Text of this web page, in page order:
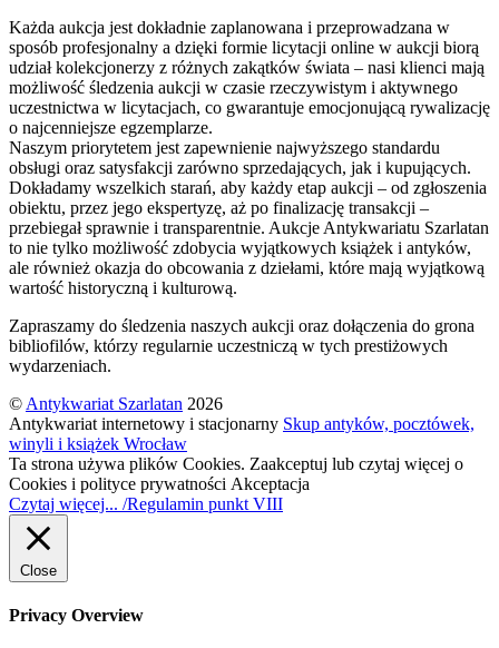
Każda aukcja jest dokładnie zaplanowana i przeprowadzana w
sposób profesjonalny a dzięki formie licytacji online w aukcji biorą
udział kolekcjonerzy z różnych zakątków świata – nasi klienci mają
możliwość śledzenia aukcji w czasie rzeczywistym i aktywnego
uczestnictwa w licytacjach, co gwarantuje emocjonującą rywalizację
o najcenniejsze egzemplarze.
Naszym priorytetem jest zapewnienie najwyższego standardu
obsługi oraz satysfakcji zarówno sprzedających, jak i kupujących.
Dokładamy wszelkich starań, aby każdy etap aukcji – od zgłoszenia
obiektu, przez jego ekspertyzę, aż po finalizację transakcji –
przebiegał sprawnie i transparentnie. Aukcje Antykwariatu Szarlatan
to nie tylko możliwość zdobycia wyjątkowych książek i antyków,
ale również okazja do obcowania z dziełami, które mają wyjątkową
wartość historyczną i kulturową.
Zapraszamy do śledzenia naszych aukcji oraz dołączenia do grona
bibliofilów, którzy regularnie uczestniczą w tych prestiżowych
wydarzeniach.
© Antykwariat Szarlatan 2026
Antykwariat internetowy i stacjonarny Skup antyków, pocztówek,
winyli i książek Wrocław
Ta strona używa plików Cookies. Zaakceptuj lub czytaj więcej o
Cookies i polityce prywatności Akceptacja
Czytaj więcej... /Regulamin punkt VIII
Close
Privacy Overview